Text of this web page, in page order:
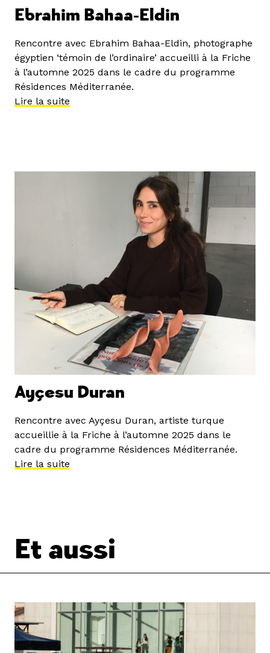
Ebrahim Bahaa-Eldin
Rencontre avec Ebrahim Bahaa-Eldin, photographe
égyptien ‘témoin de l’ordinaire’ accueilli à la Friche
à l’automne 2025 dans le cadre du programme
Résidences Méditerranée.
Lire la suite
Ayçesu Duran
Rencontre avec Ayçesu Duran, artiste turque
accueillie à la Friche à l’automne 2025 dans le
cadre du programme Résidences Méditerranée.
Lire la suite
Et aussi